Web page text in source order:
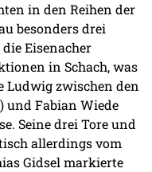
in den Reihen der
besonders drei
Eisenacher
in Schach, was
Ludwig zwischen den
und Fabian Wiede
Seine drei Tore und
allerdings vom
Gidsel markierte